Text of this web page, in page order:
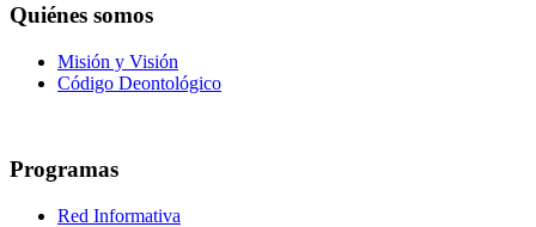
Quiénes somos
Misión y Visión
Código Deontológico
Programas
Red Informativa